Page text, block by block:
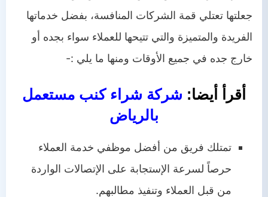
جعلتها تعتلي قمة الشركات المنافسة، بفضل خدماتها
الفريدة والمتميزة والتي تتيحها للعملاء سواء بجده أو
خارج جده في جميع الأوقات ومنها ما يلي :-
أقرأ أيضا: شركة شراء كنب مستعمل
بالرياض
تمتلك فريق من أفضل موظفي خدمة العملاء
حرصاً لسرعة الإستجابة على الإتصالات الواردة
من قبل العملاء وتنفيذ مطالبهم.